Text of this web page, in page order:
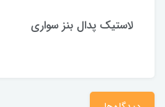
لاستیک پدال بنز سواری